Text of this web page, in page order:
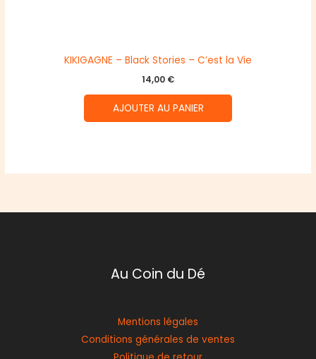
KIKIGAGNE – Black Stories – C’est la Vie
14,00 €
AJOUTER AU PANIER
Au Coin du Dé
Mentions légales
Conditions générales de ventes